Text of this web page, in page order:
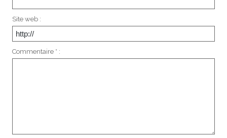
Site web :
Commentaire * :